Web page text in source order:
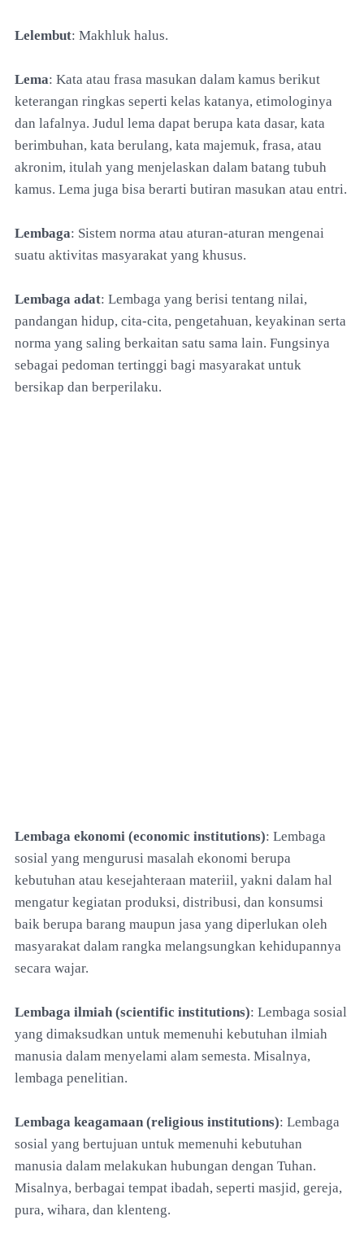
Lelembut: Makhluk halus.
Lema: Kata atau frasa masukan dalam kamus berikut
keterangan ringkas seperti kelas katanya, etimologinya
dan lafalnya. Judul lema dapat berupa kata dasar, kata
berimbuhan, kata berulang, kata majemuk, frasa, atau
akronim, itulah yang menjelaskan dalam batang tubuh
kamus. Lema juga bisa berarti butiran masukan atau entri.
Lembaga: Sistem norma atau aturan-aturan mengenai
suatu aktivitas masyarakat yang khusus.
Lembaga adat: Lembaga yang berisi tentang nilai,
pandangan hidup, cita-cita, pengetahuan, keyakinan serta
norma yang saling berkaitan satu sama lain. Fungsinya
sebagai pedoman tertinggi bagi masyarakat untuk
bersikap dan berperilaku.
Lembaga ekonomi (economic institutions): Lembaga
sosial yang mengurusi masalah ekonomi berupa
kebutuhan atau kesejahteraan materiil, yakni dalam hal
mengatur kegiatan produksi, distribusi, dan konsumsi
baik berupa barang maupun jasa yang diperlukan oleh
masyarakat dalam rangka melangsungkan kehidupannya
secara wajar.
Lembaga ilmiah (scientific institutions): Lembaga sosial
yang dimaksudkan untuk memenuhi kebutuhan ilmiah
manusia dalam menyelami alam semesta. Misalnya,
lembaga penelitian.
Lembaga keagamaan (religious institutions): Lembaga
sosial yang bertujuan untuk memenuhi kebutuhan
manusia dalam melakukan hubungan dengan Tuhan.
Misalnya, berbagai tempat ibadah, seperti masjid, gereja,
pura, wihara, dan klenteng.